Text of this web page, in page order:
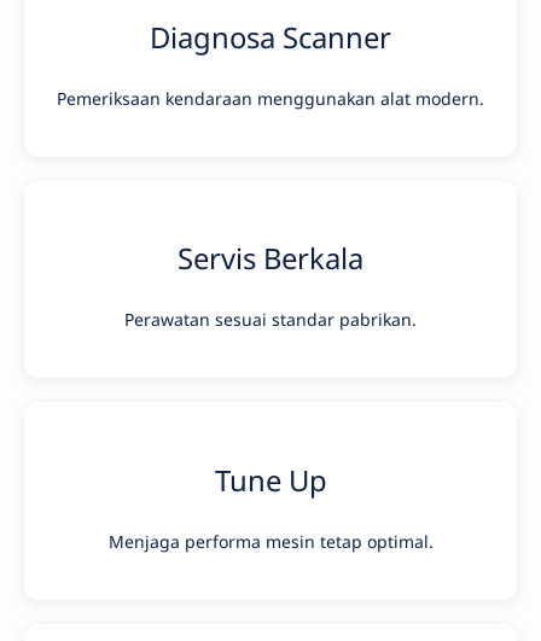
Diagnosa Scanner
Pemeriksaan kendaraan menggunakan alat modern.
Servis Berkala
Perawatan sesuai standar pabrikan.
Tune Up
Menjaga performa mesin tetap optimal.